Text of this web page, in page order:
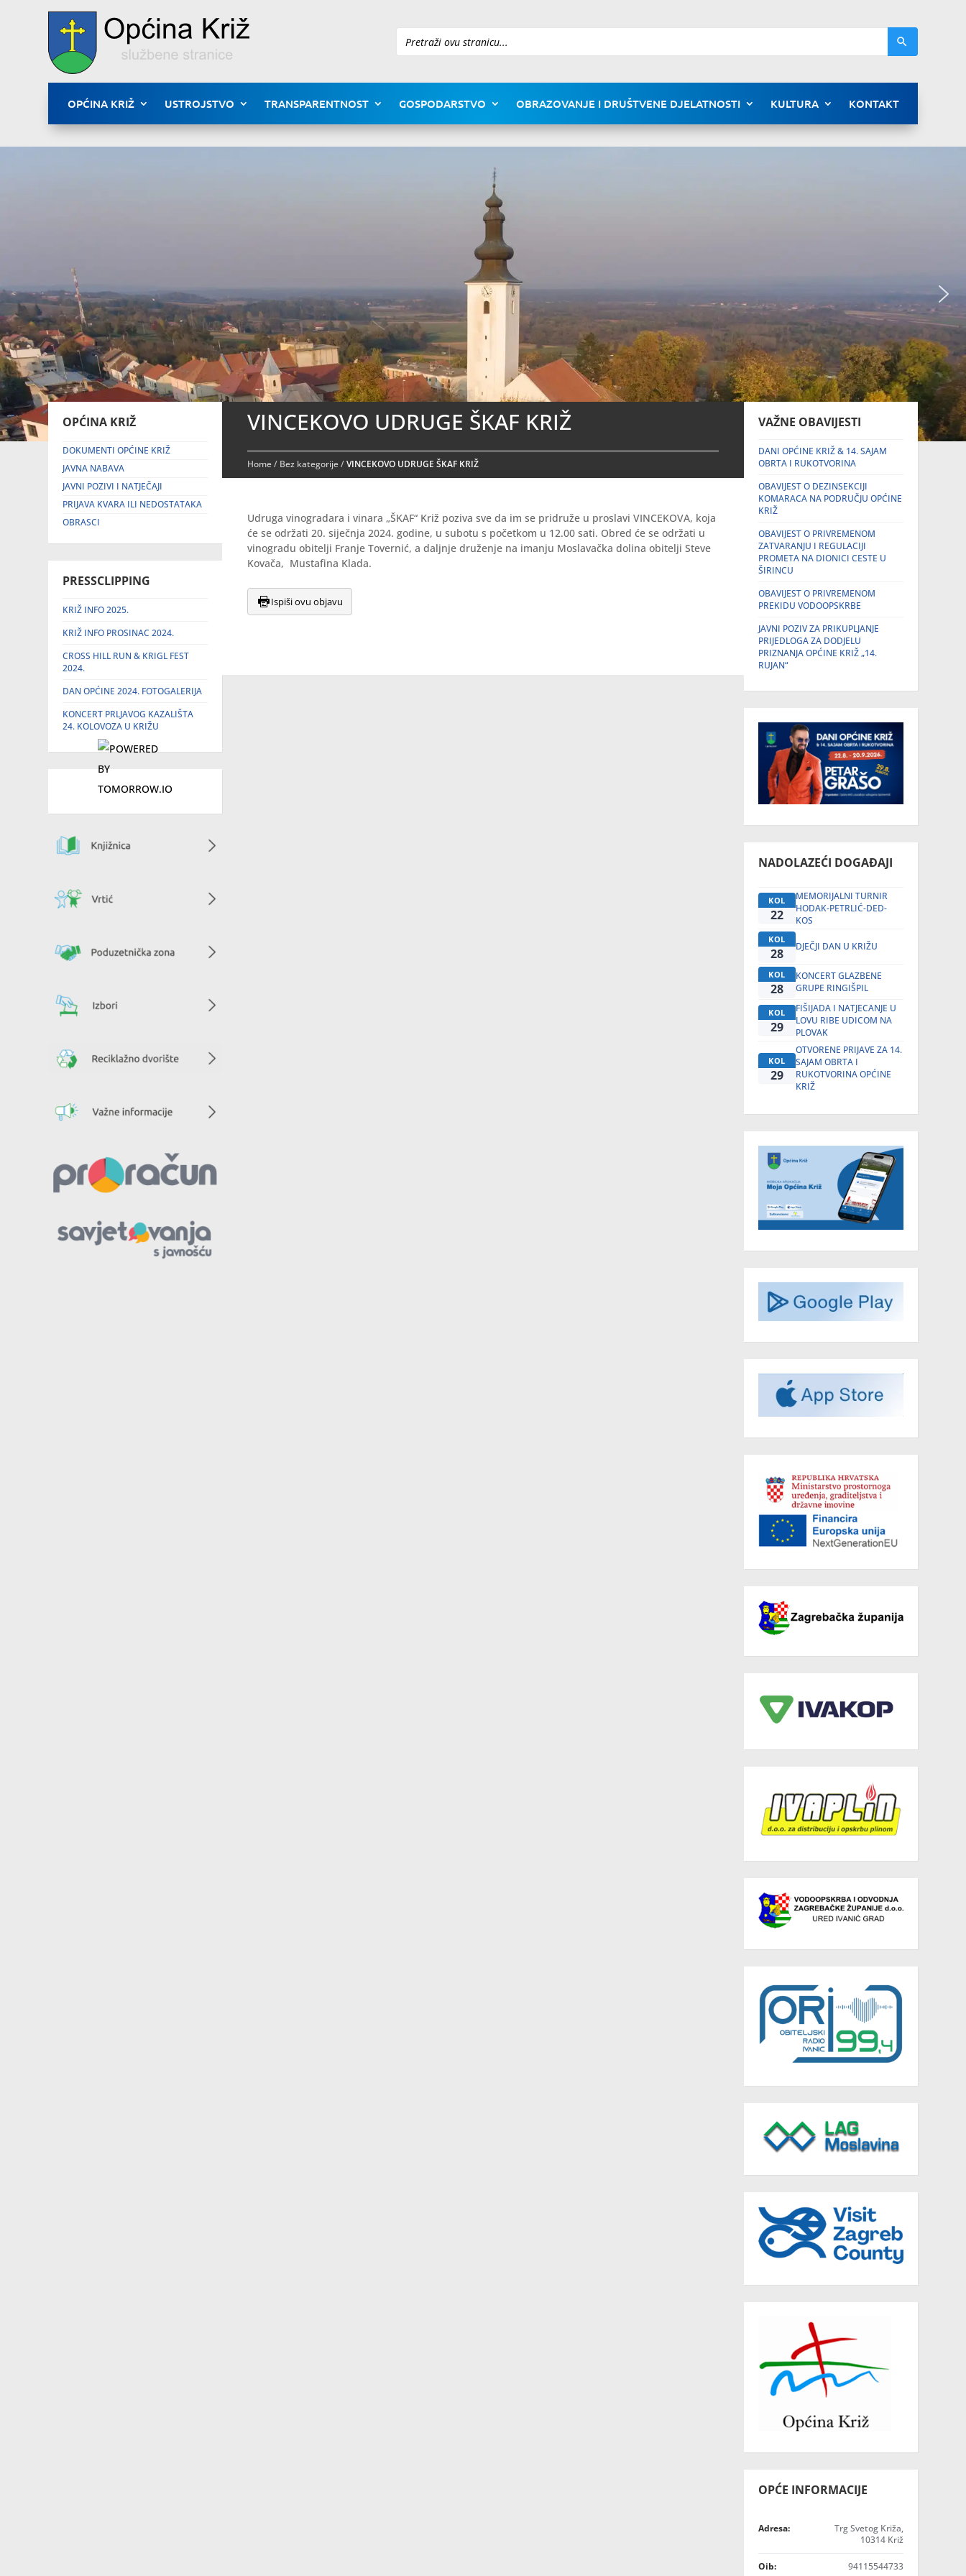
Pretraži
OPĆINA KRIŽ USTROJSTVO TRANSPARENTNOST GOSPODARSTVO OBRAZOVANJE I DRUŠTVENE DJELATNOSTI KULTURA KONTAKT
OPĆINA KRIŽ
DOKUMENTI OPĆINE KRIŽ
JAVNA NABAVA
JAVNI POZIVI I NATJEČAJI
PRIJAVA KVARA ILI NEDOSTATAKA
OBRASCI
PRESSCLIPPING
KRIŽ INFO 2025.
KRIŽ INFO PROSINAC 2024.
CROSS HILL RUN & KRIGL FEST
2024.
DAN OPĆINE 2024. FOTOGALERIJA
KONCERT PRLJAVOG KAZALIŠTA
24. KOLOVOZA U KRIŽU
VINCEKOVO UDRUGE ŠKAF KRIŽ
Home/ Bez kategorije/VINCEKOVO UDRUGE ŠKAF KRIŽ
Udruga vinogradara i vinara „ŠKAF“ Križ poziva sve da im se pridruže u proslavi VINCEKOVA, koja
će se održati 20. siječnja 2024. godine, u subotu s početkom u 12.00 sati. Obred će se održati u
vinogradu obitelji Franje Tovernić, a daljnje druženje na imanju Moslavačka dolina obitelji Steve
Kovača, Mustafina Klada.
Ispiši ovu objavu
VAŽNE OBAVIJESTI
DANI OPĆINE KRIŽ & 14. SAJAM
OBRTA I RUKOTVORINA
OBAVIJEST O DEZINSEKCIJI
KOMARACA NA PODRUČJU OPĆINE
KRIŽ
OBAVIJEST O PRIVREMENOM
ZATVARANJU I REGULACIJI
PROMETA NA DIONICI CESTE U
ŠIRINCU
OBAVIJEST O PRIVREMENOM
PREKIDU VODOOPSKRBE
JAVNI POZIV ZA PRIKUPLJANJE
PRIJEDLOGA ZA DODJELU
PRIZNANJA OPĆINE KRIŽ „14.
RUJAN“
NADOLAZEĆI DOGAĐAJI
KOL
22
MEMORIJALNI TURNIR
HODAK-PETRLIĆ-DED-
KOS
KOL
28 DJEČJI DAN U KRIŽU
KOL
28
KONCERT GLAZBENE
GRUPE RINGIŠPIL
KOL
29
FIŠIJADA I NATJECANJE U
LOVU RIBE UDICOM NA
PLOVAK
KOL
29
OTVORENE PRIJAVE ZA 14.
SAJAM OBRTA I
RUKOTVORINA OPĆINE
KRIŽ
OPĆE INFORMACIJE
Adresa:
Trg Svetog Križa,
10314 Križ
Oib: 94115544733